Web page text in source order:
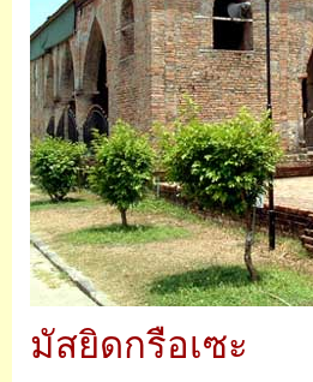
มัสยิดกรือเซะ